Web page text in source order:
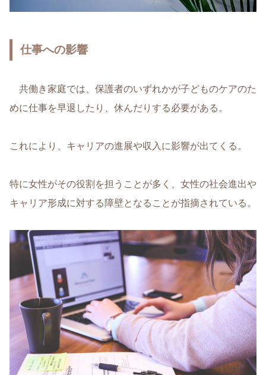
仕事への影響
共働き家庭では、保護者のいずれかが子どものケアのた
めに仕事を早退したり、休んだりする必要がある。
これにより、キャリアの進展や収入に影響が出てくる。
特に女性がその役割を担うことが多く、女性の社会進出や
キャリア形成に対する障壁となることが指摘されている。